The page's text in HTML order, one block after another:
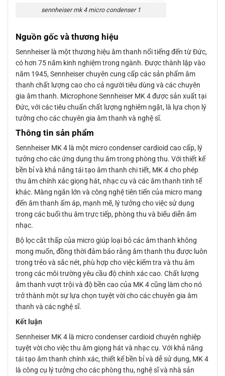
sennheiser mk 4 micro condenser 1
Nguồn gốc và thương hiệu
Sennheiser là một thương hiệu âm thanh nổi tiếng đến từ Đức,
có hơn 75 năm kinh nghiệm trong ngành. Được thành lập vào
năm 1945, Sennheiser chuyên cung cấp các sản phẩm âm
thanh chất lượng cao cho cả người tiêu dùng và các chuyên
gia âm thanh. Microphone Sennheiser MK 4 được sản xuất tại
Đức, với các tiêu chuẩn chất lượng nghiêm ngặt, là lựa chọn lý
tưởng cho các chuyên gia âm thanh và nghệ sĩ.
Thông tin sản phẩm
Sennheiser MK 4 là một micro condenser cardioid cao cấp, lý
tưởng cho các ứng dụng thu âm trong phòng thu. Với thiết kế
bền bỉ và khả năng tái tạo âm thanh chi tiết, MK 4 cho phép
thu âm chính xác giọng hát, nhạc cụ và các âm thanh tinh tế
khác. Màng ngăn lớn và công nghệ tiên tiến của micro mang
đến âm thanh ấm áp, mạnh mẽ, lý tưởng cho việc sử dụng
trong các buổi thu âm trực tiếp, phòng thu và biểu diễn âm
nhạc.
Bộ lọc cắt thấp của micro giúp loại bỏ các âm thanh không
mong muốn, đồng thời đảm bảo rằng âm thanh thu được luôn
trong trẻo và sắc nét, phù hợp cho việc kiểm tra và thu âm
trong các môi trường yêu cầu độ chính xác cao. Chất lượng
âm thanh vượt trội và độ bền cao của MK 4 cũng làm cho nó
trở thành một sự lựa chọn tuyệt vời cho các chuyên gia âm
thanh và các nghệ sĩ.
Kết luận
Sennheiser MK 4 là micro condenser cardioid chuyên nghiệp
tuyệt vời cho việc thu âm giọng hát và nhạc cụ. Với khả năng
tái tạo âm thanh chính xác, thiết kế bền bỉ và dễ sử dụng, MK 4
là công cụ lý tưởng cho các phòng thu, nghệ sĩ và nhà sản